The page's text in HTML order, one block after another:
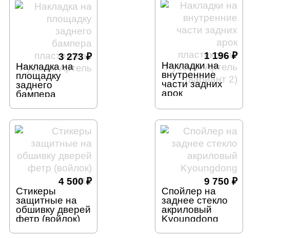
Накладка на
площадку
заднего
бампера
Русская Артель
3 273₽
Накладки на
внутренние
части задних
арок
Русская Артель
(вариант 2)
1 196₽
Стикеры
защитные на
обшивку дверей
фетр (войлок)
4 500₽
Спойлер на
заднее стекло
акриловый
Kyoungdong
9 750 ₽